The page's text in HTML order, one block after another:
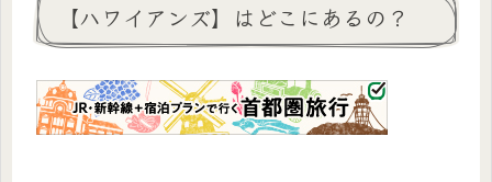
【ハワイアンズ】はどこにあるの？